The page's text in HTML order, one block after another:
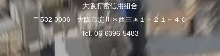
大阪貯蓄信用組合
〒532-0006 大阪市淀川区西三国１－２１－４０
Tel. 06-6396-5483